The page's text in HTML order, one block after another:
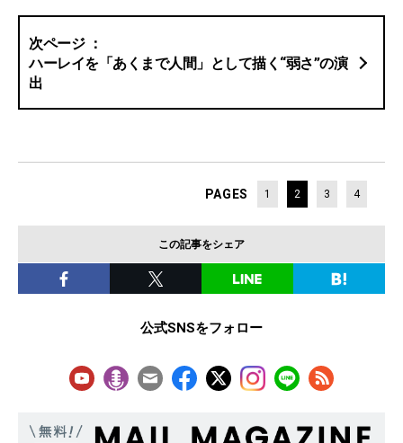
ハーレイを「あくまで人間」として描く“弱さ”の演
出
PAGES 1 2 3 4
この記事をシェア
公式SNSをフォロー